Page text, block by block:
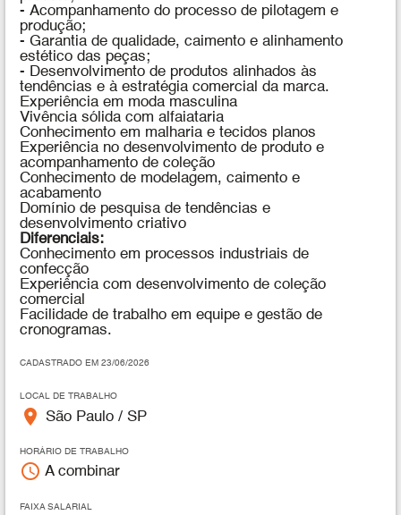
- Acompanhamento do processo de pilotagem e
produção;
- Garantia de qualidade, caimento e alinhamento
estético das peças;
- Desenvolvimento de produtos alinhados às
tendências e à estratégia comercial da marca.
Experiência em moda masculina
Vivência sólida com alfaiataria
Conhecimento em malharia e tecidos planos
Experiência no desenvolvimento de produto e
acompanhamento de coleção
Conhecimento de modelagem, caimento e
acabamento
Domínio de pesquisa de tendências e
desenvolvimento criativo
Diferenciais:
Conhecimento em processos industriais de
confecção
Experiência com desenvolvimento de coleção
comercial
Facilidade de trabalho em equipe e gestão de
cronogramas.
CADASTRADO EM 23/06/2026
LOCAL DE TRABALHO
place São Paulo / SP
HORÁRIO DE TRABALHO
access_time A combinar
FAIXA SALARIAL